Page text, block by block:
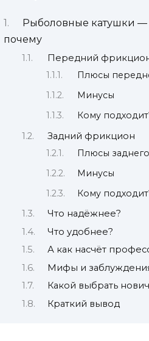
Рыболовные катушки
почему
Передний
Плюсы
Минусы
Кому
Задний фрикцион
Плюсы
Минусы
Кому
Что надёжнее?
Что удобнее?
А как насчёт
Мифы и
Какой выбрать
Краткий вывод